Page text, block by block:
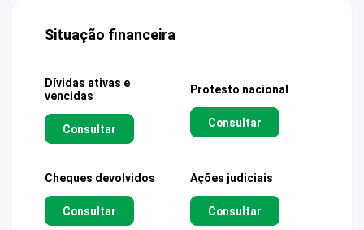
Situação financeira
Dívidas ativas e
vencidas
Consultar
Protesto nacional
Consultar
Cheques devolvidos
Consultar
Ações judiciais
Consultar